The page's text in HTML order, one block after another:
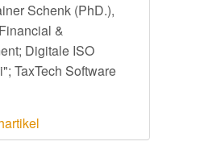
Schenk (PhD.),
&
Digitale ISO
TaxTech Software